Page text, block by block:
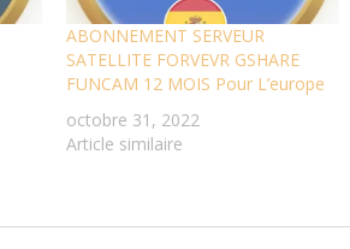
ABONNEMENT SERVEUR
SATELLITE FORVEVR GSHARE
FUNCAM 12 MOIS Pour L’europe
octobre 31, 2022
Article similaire